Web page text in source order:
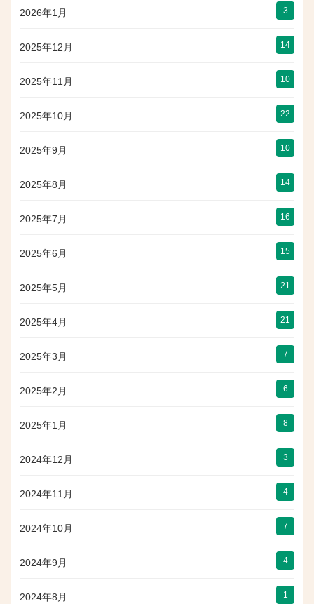
2026年1月 3
2025年12月 14
2025年11月 10
2025年10月 22
2025年9月 10
2025年8月 14
2025年7月 16
2025年6月 15
2025年5月 21
2025年4月 21
2025年3月 7
2025年2月 6
2025年1月 8
2024年12月 3
2024年11月 4
2024年10月 7
2024年9月 4
2024年8月 1